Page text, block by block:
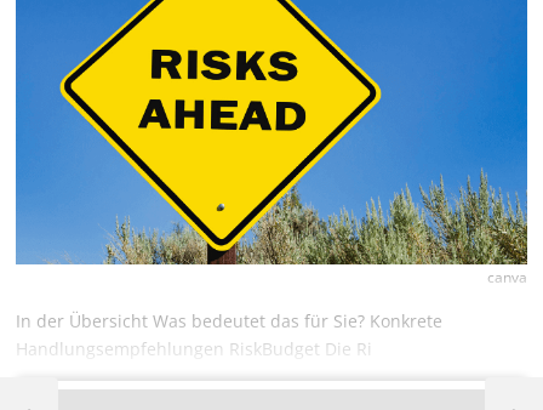
canva
In der Übersicht Was bedeutet das für Sie? Konkrete
Handlungsempfehlungen RiskBudget Die Ri